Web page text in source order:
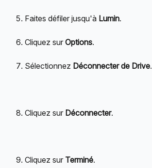
Faites défiler jusqu'à Lumin.
Cliquez sur Options.
Sélectionnez Déconnecter de Drive.
Cliquez sur Déconnecter.
Cliquez sur Terminé.